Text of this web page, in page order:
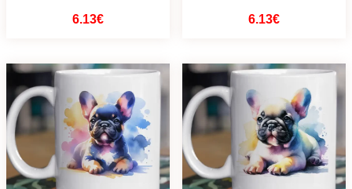
6.13€ 6.13€